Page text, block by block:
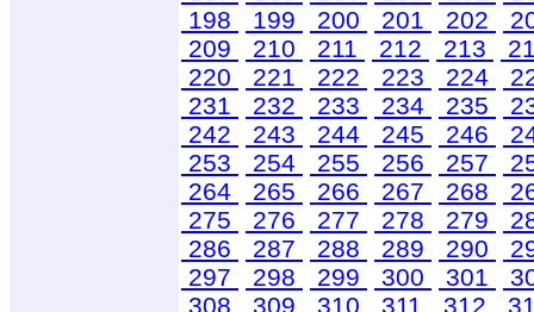
198
199 200 201 202
209
210 211 212 213
220
221 222 223 224
231
232 233 234 235
242
243 244 245 246
253
254 255 256 257
264
265 266 267 268
275
276 277 278 279
286
287 288 289 290
297
298 299 300 301
308
309 310 311 312